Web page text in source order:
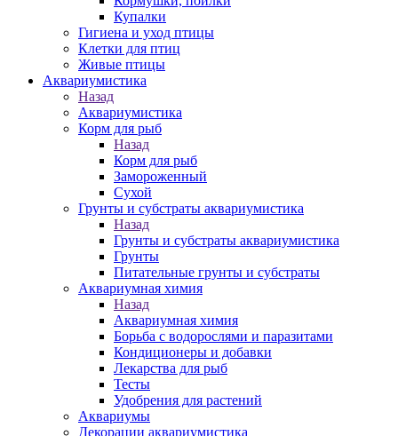
Купалки
Гигиена и уход птицы
Клетки для птиц
Живые птицы
Аквариумистика
Назад
Аквариумистика
Корм для рыб
Назад
Корм для рыб
Замороженный
Сухой
Грунты и субстраты аквариумистика
Назад
Грунты и субстраты аквариумистика
Грунты
Питательные грунты и субстраты
Аквариумная химия
Назад
Аквариумная химия
Борьба с водорослями и паразитами
Кондиционеры и добавки
Лекарства для рыб
Тесты
Удобрения для растений
Аквариумы
Декорации аквариумистика